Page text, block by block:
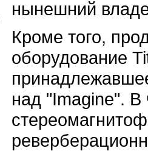
нынешний
Кроме того,
оборудование
над "Imagine". В